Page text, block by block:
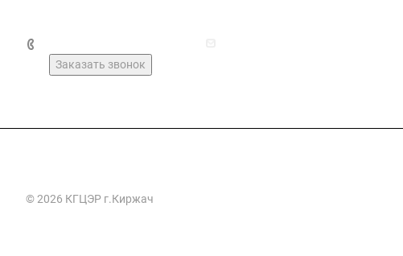
Заказать звонок
© 2026 КГЦЭР г.Киржач